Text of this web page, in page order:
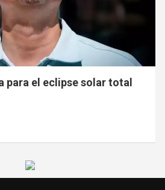
para el eclipse solar total